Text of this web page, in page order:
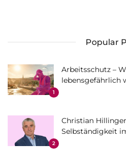
Popular
1
Arbeitsschutz –
lebensgefährlich
2
Christian
Selbständigkeit